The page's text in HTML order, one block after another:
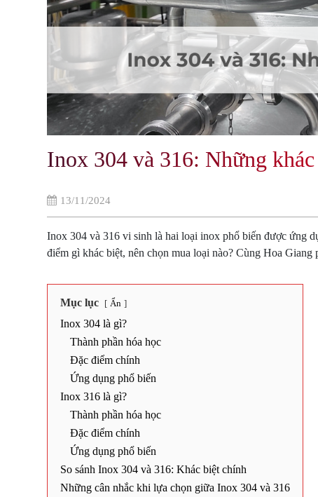
Inox 304 và 316: Những
13/11/2024
Inox 304 và 316 vi sinh là hai loại inox phổ biến được ứng
điểm gì khác biệt, nên chọn mua loại nào? Cùng Hoa
Mục lục Ẩn
Inox 304 là gì?
Thành phần hóa học
Đặc điểm chính
Ứng dụng phổ biến
Inox 316 là gì?
Thành phần hóa học
Đặc điểm chính
Ứng dụng phổ biến
So sánh Inox 304 và 316: Khác biệt chính
Những cân nhắc khi lựa chọn giữa Inox 304 và 316